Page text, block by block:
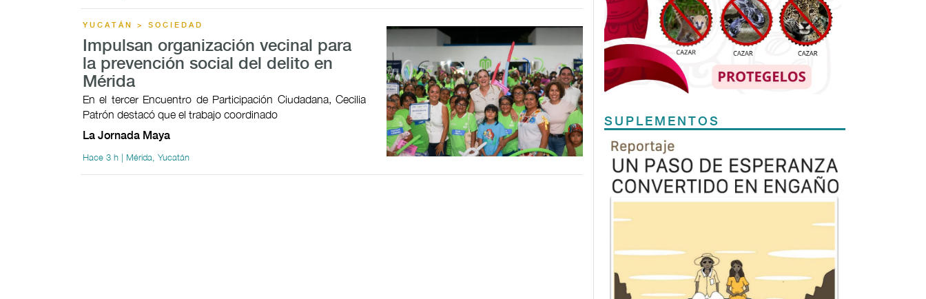
YUCATÁN > SOCIEDAD
Impulsan organización vecinal para
la prevención social del delito en
Mérida
En el tercer Encuentro de Participación Ciudadana, Cecilia
Patrón destacó que el trabajo coordinado
La Jornada Maya
Hace 3 h | Mérida, Yucatán
SUPLEMENTOS
Previous
TODOS LOS SUPLEMENTOS